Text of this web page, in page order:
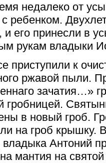
недалеко от
ребенком.
и его принесли в
рукам владыки
приступили к
ржавой пыли.
зачатия…»
гробницей.
в новый гроб.
на гроб крышку.
Антоний
мантия на святой